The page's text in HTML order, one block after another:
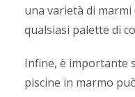
una varietà di
qualsiasi palette di
Infine, è importante
piscine in marmo